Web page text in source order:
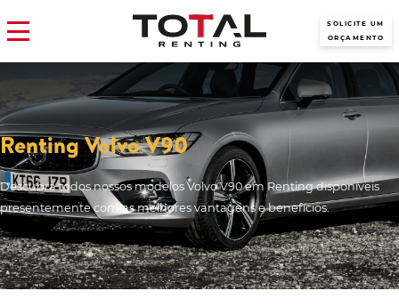
SOLICITE UM
ORÇAMENTO
Renting Volvo V90
Descubra todos nossos modelos Volvo V90 em Renting disponíveis
presentemente com as melhores vantagens e benefícios.